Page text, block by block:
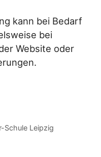
kann bei Bedarf
bei
Website oder
Schule Leipzig